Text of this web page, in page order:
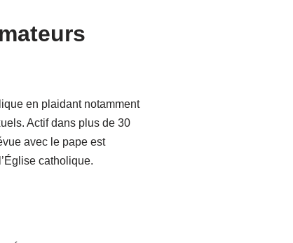
en plaidant notamment
Actif dans plus de 30
avec le pape est
catholique.